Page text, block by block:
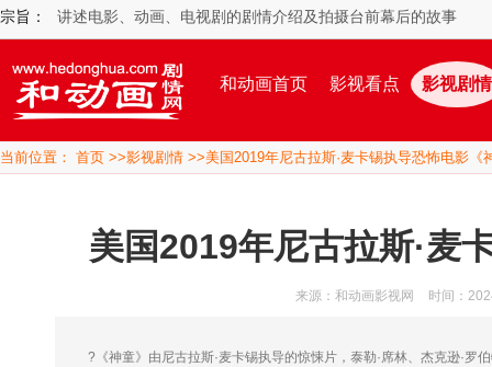
宗旨： 讲述电影、动画、电视剧的剧情介绍及拍摄台前幕后的故事
和动画首页 影视看点 影视剧情
当前位置： 首页 >>影视剧情 >>美国2019年尼古拉斯·麦卡锡执导恐怖电影《
美国2019年尼古拉斯·麦
来源：和动画影视网 时间：
?《神童》由尼古拉斯·麦卡锡执导的惊悚片，泰勒·席林、杰克逊·